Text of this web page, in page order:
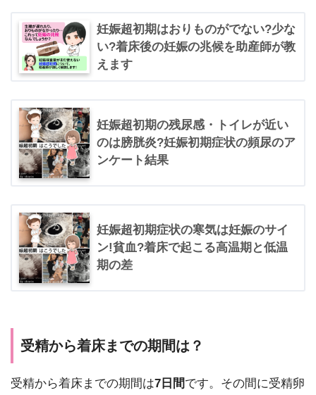
妊娠超初期はおりものがでない?少な
い?着床後の妊娠の兆候を助産師が教
えます
妊娠超初期の残尿感・トイレが近い
のは膀胱炎?妊娠初期症状の頻尿のア
ンケート結果
妊娠超初期症状の寒気は妊娠のサイ
ン!貧血?着床で起こる高温期と低温
期の差
受精から着床までの期間は？
受精から着床までの期間は7日間です。その間に受精卵